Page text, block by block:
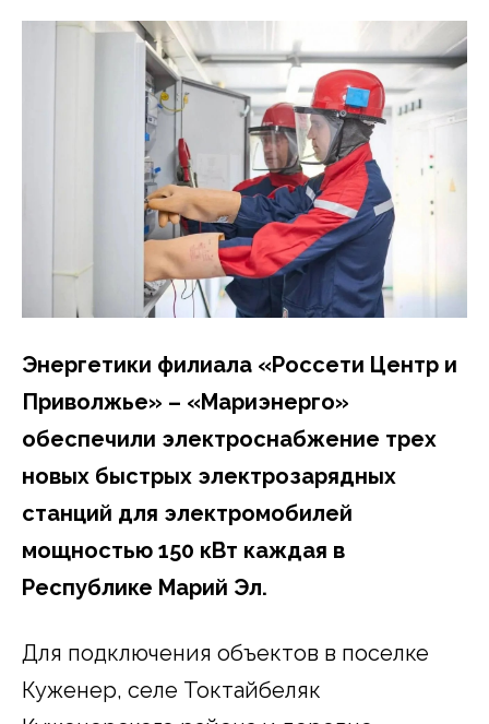
Энергетики филиала «Россети Центр и
Приволжье» – «Мариэнерго»
обеспечили электроснабжение трех
новых быстрых электрозарядных
станций для электромобилей
мощностью 150 кВт каждая в
Республике Марий Эл.
Для подключения объектов в поселке
Куженер, селе Токтайбеляк